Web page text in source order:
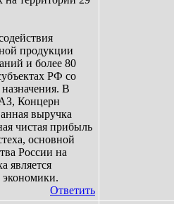
продукции
и более 80
РФ со
В
Концерн
выручка
чистая прибыль
основной
России на
является
экономики.
Ответить